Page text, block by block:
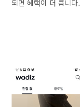
되면 혜택이 더 큽니다.